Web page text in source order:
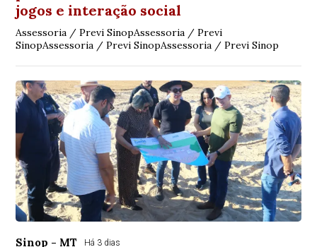
jogos e interação social
Assessoria / Previ SinopAssessoria / Previ
SinopAssessoria / Previ SinopAssessoria / Previ Sinop
Sinop - MT Há 3 dias